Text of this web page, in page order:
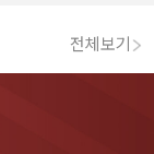
전체보기